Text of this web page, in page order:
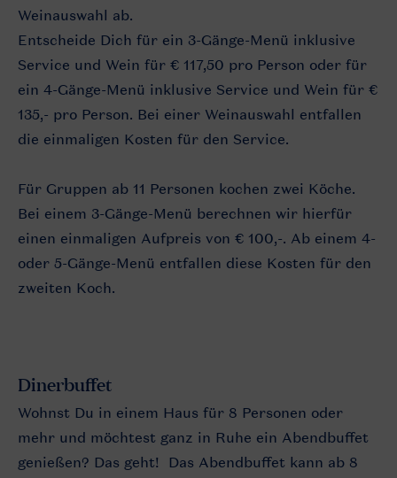
Weinauswahl ab.
Entscheide Dich für ein 3-Gänge-Menü inklusive
Service und Wein für € 117,50 pro Person oder für
ein 4-Gänge-Menü inklusive Service und Wein für €
135,- pro Person. Bei einer Weinauswahl entfallen
die einmaligen Kosten für den Service.
Für Gruppen ab 11 Personen kochen zwei Köche.
Bei einem 3-Gänge-Menü berechnen wir hierfür
einen einmaligen Aufpreis von € 100,-. Ab einem 4-
oder 5-Gänge-Menü entfallen diese Kosten für den
zweiten Koch.
Dinerbuffet
Wohnst Du in einem Haus für 8 Personen oder
mehr und möchtest ganz in Ruhe ein Abendbuffet
genießen? Das geht! Das Abendbuffet kann ab 8